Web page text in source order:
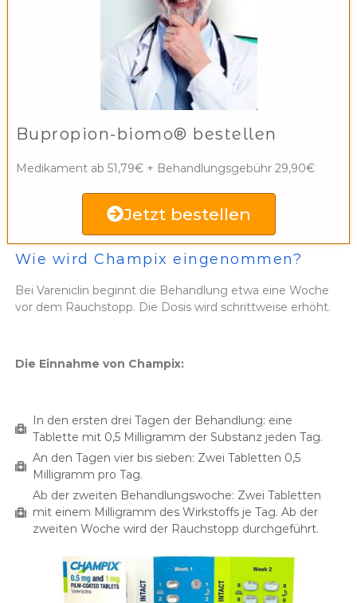
Bupropion-biomo® bestellen
Medikament ab 51,79€ + Behandlungsgebühr 29,90€
Jetzt bestellen
Wie wird Champix eingenommen?
Bei Vareniclin beginnt die Behandlung etwa eine Woche
vor dem Rauchstopp. Die Dosis wird schrittweise erhöht.
Die Einnahme von Champix:
In den ersten drei Tagen der Behandlung: eine
Tablette mit 0,5 Milligramm der Substanz jeden Tag.
An den Tagen vier bis sieben: Zwei Tabletten 0,5
Milligramm pro Tag.
Ab der zweiten Behandlungswoche: Zwei Tabletten
mit einem Milligramm des Wirkstoffs je Tag. Ab der
zweiten Woche wird der Rauchstopp durchgeführt.